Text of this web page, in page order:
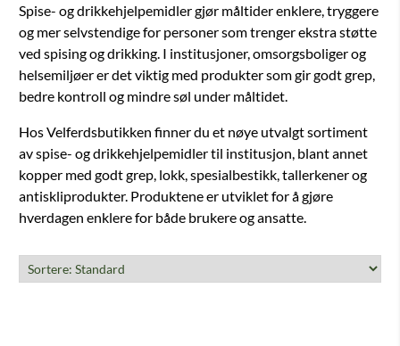
Spise- og drikkehjelpemidler gjør måltider enklere, tryggere
og mer selvstendige for personer som trenger ekstra støtte
ved spising og drikking. I institusjoner, omsorgsboliger og
helsemiljøer er det viktig med produkter som gir godt grep,
bedre kontroll og mindre søl under måltidet.
Hos Velferdsbutikken finner du et nøye utvalgt sortiment
av spise- og drikkehjelpemidler til institusjon, blant annet
kopper med godt grep, lokk, spesialbestikk, tallerkener og
antiskliprodukter. Produktene er utviklet for å gjøre
hverdagen enklere for både brukere og ansatte.